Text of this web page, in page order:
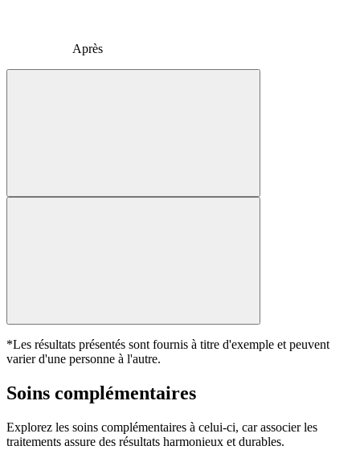
Après
*Les résultats présentés sont fournis à titre d'exemple et peuvent
varier d'une personne à l'autre.
Soins complémentaires
Explorez les soins complémentaires à celui-ci, car associer les
traitements assure des résultats harmonieux et durables.